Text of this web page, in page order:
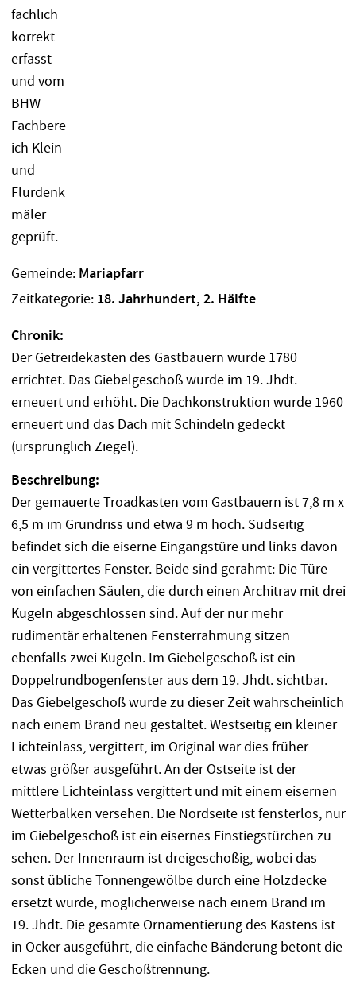
Gemeinde: Mariapfarr
Zeitkategorie: 18. Jahrhundert, 2. Hälfte
Chronik:
Der Getreidekasten des Gastbauern wurde 1780
errichtet. Das Giebelgeschoß wurde im 19. Jhdt.
erneuert und erhöht. Die Dachkonstruktion wurde 1960
erneuert und das Dach mit Schindeln gedeckt
(ursprünglich Ziegel).
Beschreibung:
Der gemauerte Troadkasten vom Gastbauern ist 7,8 m x
6,5 m im Grundriss und etwa 9 m hoch. Südseitig
befindet sich die eiserne Eingangstüre und links davon
ein vergittertes Fenster. Beide sind gerahmt: Die Türe
von einfachen Säulen, die durch einen Architrav mit drei
Kugeln abgeschlossen sind. Auf der nur mehr
rudimentär erhaltenen Fensterrahmung sitzen
ebenfalls zwei Kugeln. Im Giebelgeschoß ist ein
Doppelrundbogenfenster aus dem 19. Jhdt. sichtbar.
Das Giebelgeschoß wurde zu dieser Zeit wahrscheinlich
nach einem Brand neu gestaltet. Westseitig ein kleiner
Lichteinlass, vergittert, im Original war dies früher
etwas größer ausgeführt. An der Ostseite ist der
mittlere Lichteinlass vergittert und mit einem eisernen
Wetterbalken versehen. Die Nordseite ist fensterlos, nur
im Giebelgeschoß ist ein eisernes Einstiegstürchen zu
sehen. Der Innenraum ist dreigeschoßig, wobei das
sonst übliche Tonnengewölbe durch eine Holzdecke
ersetzt wurde, möglicherweise nach einem Brand im
19. Jhdt. Die gesamte Ornamentierung des Kastens ist
in Ocker ausgeführt, die einfache Bänderung betont die
Ecken und die Geschoßtrennung.